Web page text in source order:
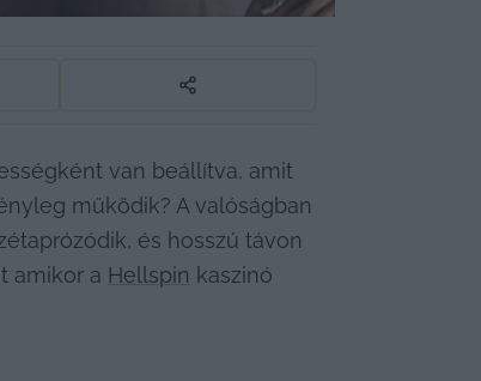
van beállítva, amit
működik? A valóságban
és hosszú távon
amikor a Hellspin kaszinó